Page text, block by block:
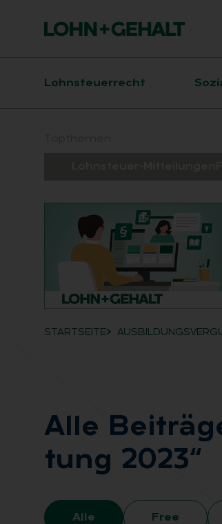
Hauptnavigation
Lohnsteuerrecht
Breadcrumb-Navigation
STARTSEITE
Alle
tung 2023“
Alle Free